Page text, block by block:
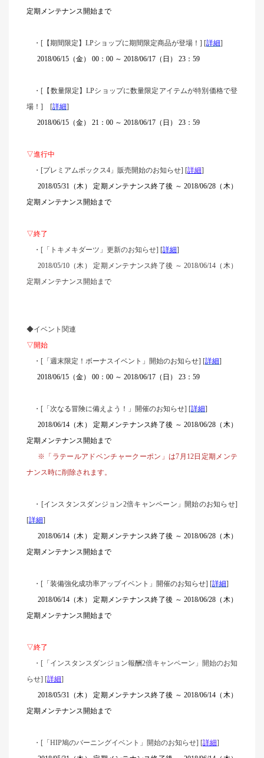
定期メンテナンス開始まで
・[【期間限定】LPショップに期間限定商品が登場！] [詳細]
2018/06/15（金） 00：00 ～ 2018/06/17（日） 23：59
・[【数量限定】LPショップに数量限定アイテムが特別価格で登
場！] [詳細]
2018/06/15（金） 21：00 ～ 2018/06/17（日） 23：59
▽進行中
・[プレミアムボックス4」販売開始のお知らせ] [詳細]
2018/05/31（木） 定期メンテナンス終了後 ～ 2018/06/28（木）
定期メンテナンス開始まで
▽終了
・ [ 「トキメキダーツ」更新のお知らせ] [詳細]
2018/05/10（木） 定期メンテナンス終了後 ～ 2018/06/14（木）
定期メンテナンス開始まで
◆イベント関連
▽開始
・ [ 「週末限定！ボーナスイベント」開始のお知らせ] [詳細]
2018/06/15（金） 00：00 ～ 2018/06/17（日） 23：59
・ [ 「次なる冒険に備えよう！」開催のお知らせ] [詳細]
2018/06/14（木） 定期メンテナンス終了後 ～ 2018/06/28（木）
定期メンテナンス開始まで
※「ラテールアドベンチャークーポン」は7月12日定期メンテ
ナンス時に削除されます。
・ [インスタンスダンジョン2倍キャンペーン」開始のお知らせ]
[詳細]
2018/06/14（木） 定期メンテナンス終了後 ～ 2018/06/28（木）
定期メンテナンス開始まで
・ [ 「装備強化成功率アップイベント」開催のお知らせ] [詳細]
2018/06/14（木） 定期メンテナンス終了後 ～ 2018/06/28（木）
定期メンテナンス開始まで
▽終了
・[「インスタンスダンジョン報酬2倍キャンペーン」開始のお知
らせ] [詳細]
2018/05/31（木） 定期メンテナンス終了後 ～ 2018/06/14（木）
定期メンテナンス開始まで
・[「HIP鳩のバーニングイベント」開始のお知らせ] [詳細]